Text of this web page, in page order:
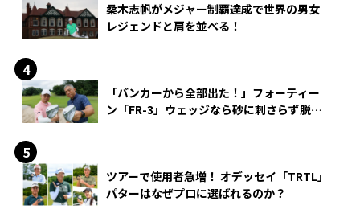
桑木志帆がメジャー制覇達成で世界の男女
レジェンドと肩を並べる！
「バンカーから全部出た！」フォーティー
ン「FR-3」ウェッジなら砂に刺さらず脱出
ツアーで使用者急増！ オデッセイ「TRTL」
パターはなぜプロに選ばれるのか？